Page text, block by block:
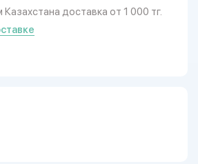
доставка от 1 000 тг.